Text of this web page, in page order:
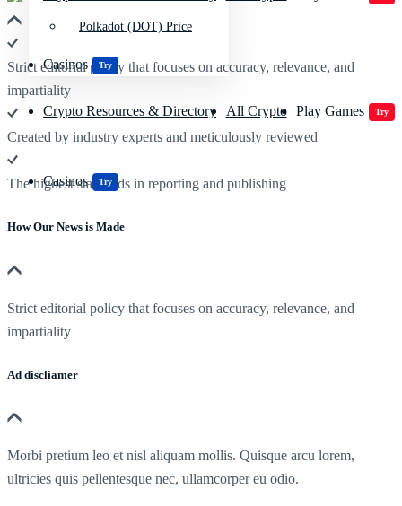
Casinos Try
Polkadot (DOT) Price
Crypto Resources & Directory All Crypto Play Games Try
Casinos Try
Strict editorial policy that focuses on accuracy, relevance, and
impartiality
Created by industry experts and meticulously reviewed
The highest standards in reporting and publishing
How Our News is Made
Strict editorial policy that focuses on accuracy, relevance, and
impartiality
Ad discliamer
Morbi pretium leo et nisl aliquam mollis. Quisque arcu lorem,
ultricies quis pellentesque nec, ullamcorper eu odio.